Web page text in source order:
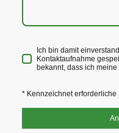
Ich bin damit
Kontaktaufnahme
bekannt, dass ich
* Kennzeichnet erforderliche